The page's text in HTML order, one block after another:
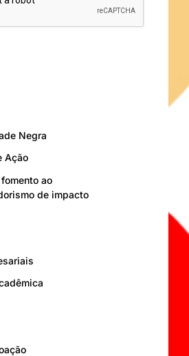
Negra
Ação
ao
de impacto